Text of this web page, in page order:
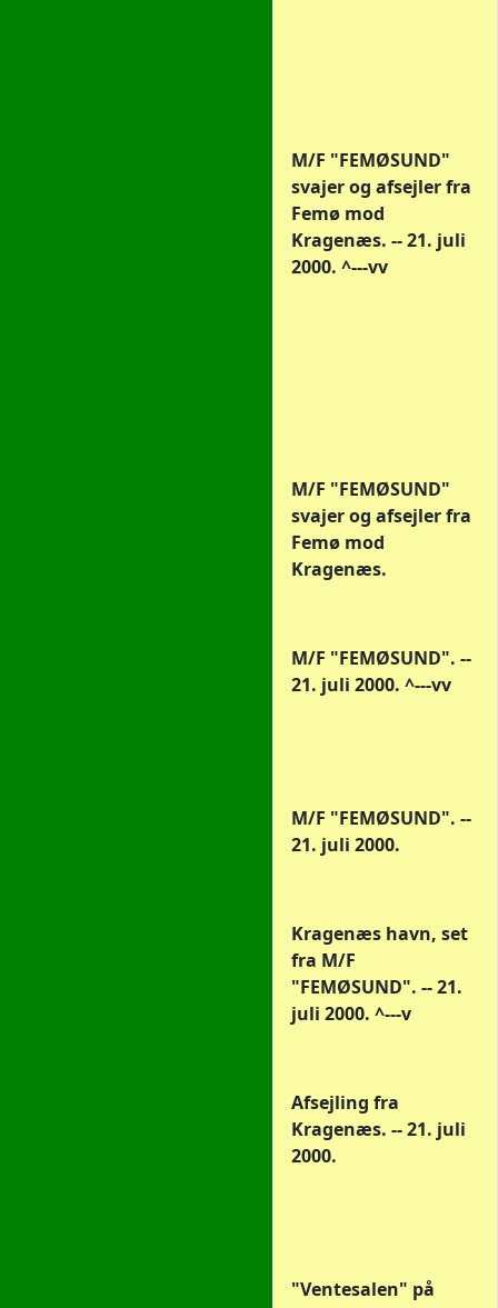
M/F "FEMØSUND"
svajer og afsejler fra
Femø mod
Kragenæs. -- 21. juli
2000. ^---vv
M/F "FEMØSUND"
svajer og afsejler fra
Femø mod
Kragenæs.
M/F "FEMØSUND". --
21. juli 2000. ^---vv
M/F "FEMØSUND". --
21. juli 2000.
Kragenæs havn, set
fra M/F
"FEMØSUND". -- 21.
juli 2000. ^---v
Afsejling fra
Kragenæs. -- 21. juli
2000.
"Ventesalen" på